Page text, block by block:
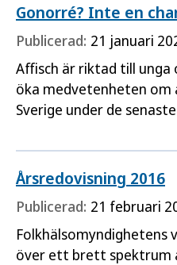
Gonorré? Inte en
Publicerad: 21 januari
Affisch är riktad till
öka medvetenheten
Sverige under de
Årsredovisning 2016
Publicerad: 21 februari
Folkhälsomyndighetens
över ett brett spektrum